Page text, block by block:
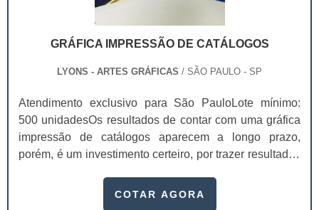
GRÁFICA IMPRESSÃO DE CATÁLOGOS
LYONS - ARTES GRÁFICAS / SÃO PAULO - SP
Atendimento exclusivo para São PauloLote mínimo:
500 unidadesOs resultados de contar com uma gráfica
impressão de catálogos aparecem a longo prazo,
porém, é um investimento certeiro, por trazer resultados
vantagens é que após a primeira consulta ao catálogo,
COTAR AGORA